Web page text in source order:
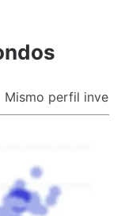
Mismo perfil